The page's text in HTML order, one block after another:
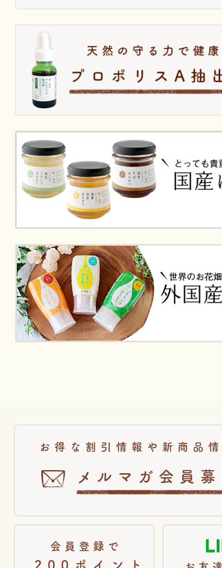
お得な割引情報や新商品
メルマガ会員
会員登録で
200ポイント